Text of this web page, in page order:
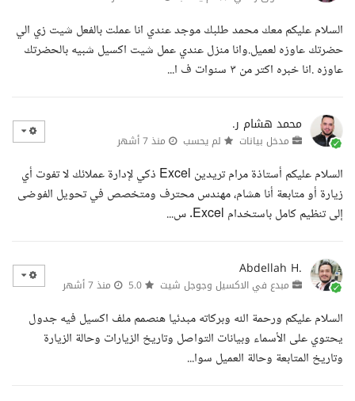
السلام عليكم معك محمد طلبك موجد عندي انا عملت بالفعل شيت زي الي
حضرتك عاوزه لعميل.وانا منزل عندي عمل شيت اكسيل شبيه بالحضرتك
عاوزه .انا خبره اكتر من ٣ سنوات ف ا...
محمد هشام ر.
مدخل بيانات لم يحسب منذ 7 أشهر
السلام عليكم أستاذة مرام تريدين Excel ذكي لإدارة عملائك لا تفوت أي
زيارة أو متابعة أنا هشام، مهندس محترف ومتخصص في تحويل الفوضى
إلى تنظيم كامل باستخدام Excel. س...
Abdellah H.
مبدع في الاكسيل وجوجل شيت منذ 7 أشهر
السلام عليكم ورحمة الله وبركاته مبدئيا هنصمم ملف اكسيل فيه جدول
يحتوي على الأسماء وبيانات التواصل وتاريخ الزيارات وحالة الزيارة
وتاريخ المتابعة وحالة العميل سوا...